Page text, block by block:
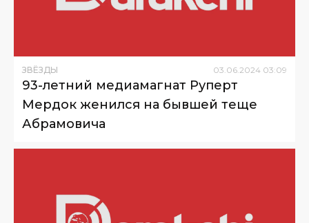
ЗВЁЗДЫ 03 06 2024 03:09
93-летний медиамагнат Руперт
Мердок женился на бывшей теще
Абрамовича